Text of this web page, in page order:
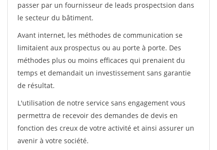
passer par un fournisseur de leads prospectsion dans
le secteur du bâtiment.
Avant internet, les méthodes de communication se
limitaient aux prospectus ou au porte à porte. Des
méthodes plus ou moins efficaces qui prenaient du
temps et demandait un investissement sans garantie
de résultat.
L'utilisation de notre service sans engagement vous
permettra de recevoir des demandes de devis en
fonction des creux de votre activité et ainsi assurer un
avenir à votre société.